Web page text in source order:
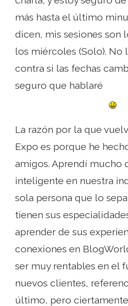
más hasta el último
dicen, mis sesiones son
los miércoles (Solo). No
contra si las fechas
seguro que hablaré
La razón por la que
Expo es porque he
amigos. Aprendí mucho
inteligente en nuestra
sola persona que lo
tienen sus
aprender de sus
conexiones en
ser muy rentables en el
nuevos clientes,
último, pero